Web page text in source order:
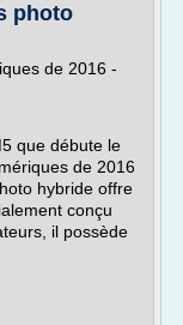
photo
de 2016 -
que débute le
de 2016
hybride offre
conçu
il possède